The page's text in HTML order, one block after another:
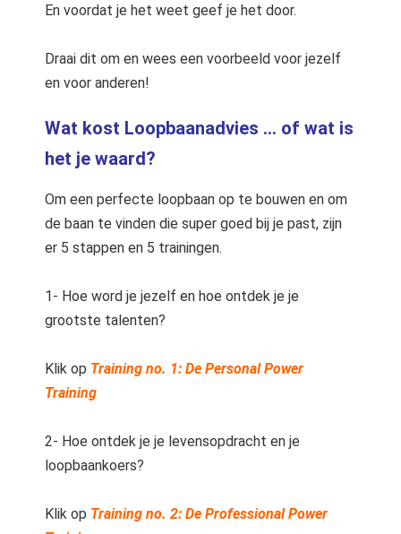
En voordat je het weet geef je het door.
Draai dit om en wees een voorbeeld voor jezelf
en voor anderen!
Wat kost Loopbaanadvies ... of wat is
het je waard?
Om een perfecte loopbaan op te bouwen en om
de baan te vinden die super goed bij je past, zijn
er 5 stappen en 5 trainingen.
1- Hoe word je jezelf en hoe ontdek je je
grootste talenten?
Klik op Training no. 1: De Personal Power
Training
2- Hoe ontdek je je levensopdracht en je
loopbaankoers?
Klik op Training no. 2: De Professional Power